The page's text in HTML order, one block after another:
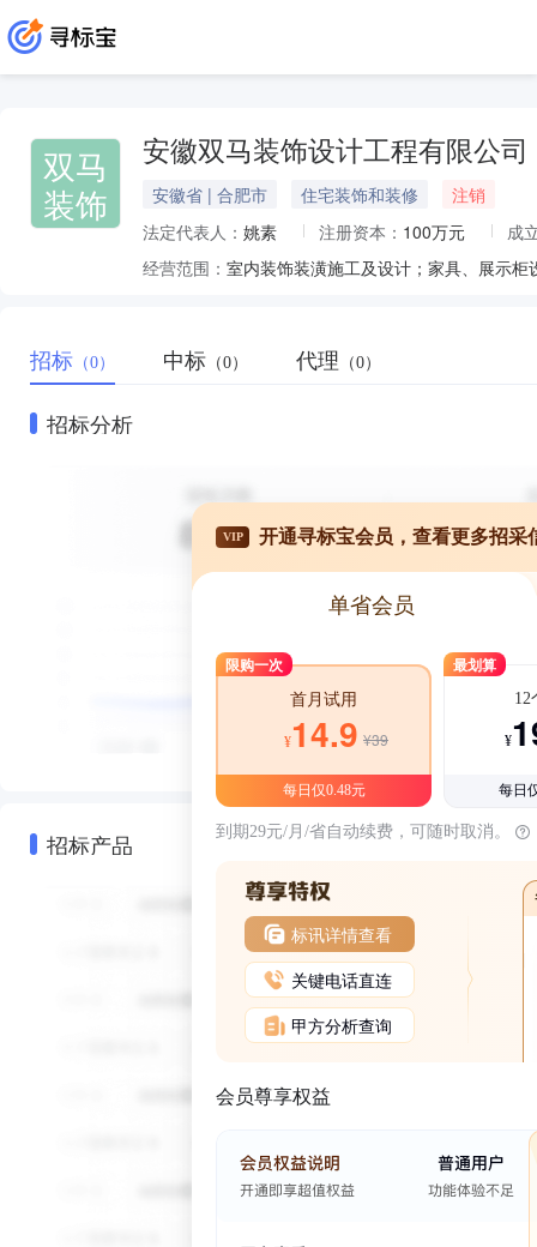
双马
装饰
安徽双马装饰设计工程有限公司
安徽省 | 合肥市 住宅装饰和装修
注销
法定代表人： 姚素 注册资本： 100万元
成
经营范围： 室内装饰装潢施工及设计；家具、展示柜
招标 （0） 中标 （0） 代理 （0）
招标分析
招标产品
VIP 开通寻标宝会员，查看更多招采
单省会员
限购一次
首月试用
¥14.9 ¥39
每日仅0.48元
最划算
12
¥
每日
到期29元/月/省自动续费，可随时取消。
标讯详情查看
关键电话直连
甲方分析查询
会员尊享权益